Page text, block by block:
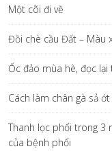
Một cõi đi về
Đồi chè cầu Đất – Màu
Ốc đảo mùa hè, đọc lại
Cách làm chân gà sả
Thanh lọc phổi trong 3
của bệnh phổi